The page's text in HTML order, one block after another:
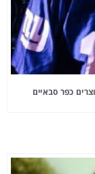
כפר סבאיים